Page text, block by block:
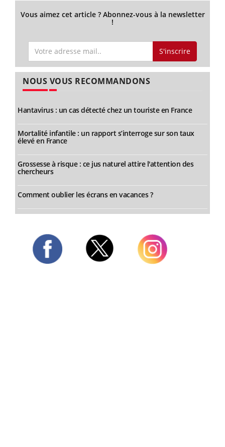
Vous aimez cet article ? Abonnez-vous à la newsletter
!
S'inscrire
NOUS VOUS RECOMMANDONS
Hantavirus : un cas détecté chez un touriste en France
Mortalité infantile : un rapport s’interroge sur son taux
élevé en France
Grossesse à risque : ce jus naturel attire l'attention des
chercheurs
Comment oublier les écrans en vacances ?